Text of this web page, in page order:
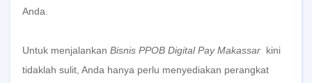
Anda.
Untuk menjalankan Bisnis PPOB Digital Pay Makassar kini
tidaklah sulit, Anda hanya perlu menyediakan perangkat